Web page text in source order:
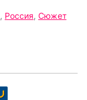
, Россия, Сюжет